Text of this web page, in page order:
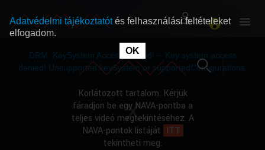
RÓLUNK
RÓLUNK
DRM: KeySystem Access Denied! -- Key system access
denied! Unsupported keySystem or supportedConfigurations.
Korlátozott tartalom. Kérjük
fáradjon be egy NAVA-pontba a
teljes videó megtekintéséhez. A
NAVA-pontok listáját ITT
tekintheti meg.
Adatvédelmi tájékoztatótés felhasználási feltételeket
elfogadom.
OK